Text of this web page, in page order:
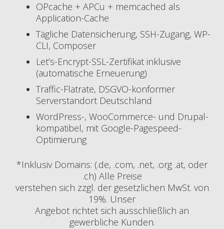
OPcache + APCu + memcached als
Application-Cache
Tägliche Datensicherung, SSH-Zugang, WP-
CLI, Composer
Let’s-Encrypt-SSL-Zertifikat inklusive
(automatische Erneuerung)
Traffic-Flatrate, DSGVO-konformer
Serverstandort Deutschland
WordPress-, WooCommerce- und Drupal-
kompatibel, mit Google-Pagespeed-
Optimierung
*Inklusiv Domains: (.de, .com, .net, .org .at, oder
.ch) Alle Preise
verstehen sich zzgl. der gesetzlichen MwSt. von
19%. Unser
Angebot richtet sich ausschließlich an
gewerbliche Kunden.